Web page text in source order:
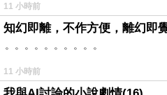
11 小時前
知幻即離，不作方便，離幻即
。。。。。。。。。。
11 小時前